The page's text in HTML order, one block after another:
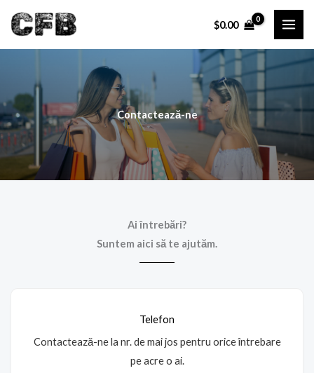
content
$0.00
Contactează-ne
Ai întrebări?
Suntem aici să te ajutăm.
Telefon
Contactează-ne la nr. de mai jos pentru orice întrebare
pe acre o ai.